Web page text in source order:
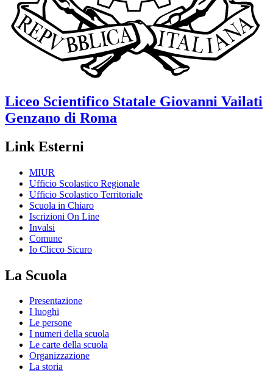
Liceo Scientifico Statale Giovanni Vailati
Genzano di Roma
Link Esterni
MIUR
Ufficio Scolastico Regionale
Ufficio Scolastico Territoriale
Scuola in Chiaro
Iscrizioni On Line
Invalsi
Comune
Io Clicco Sicuro
La Scuola
Presentazione
I luoghi
Le persone
I numeri della scuola
Le carte della scuola
Organizzazione
La storia